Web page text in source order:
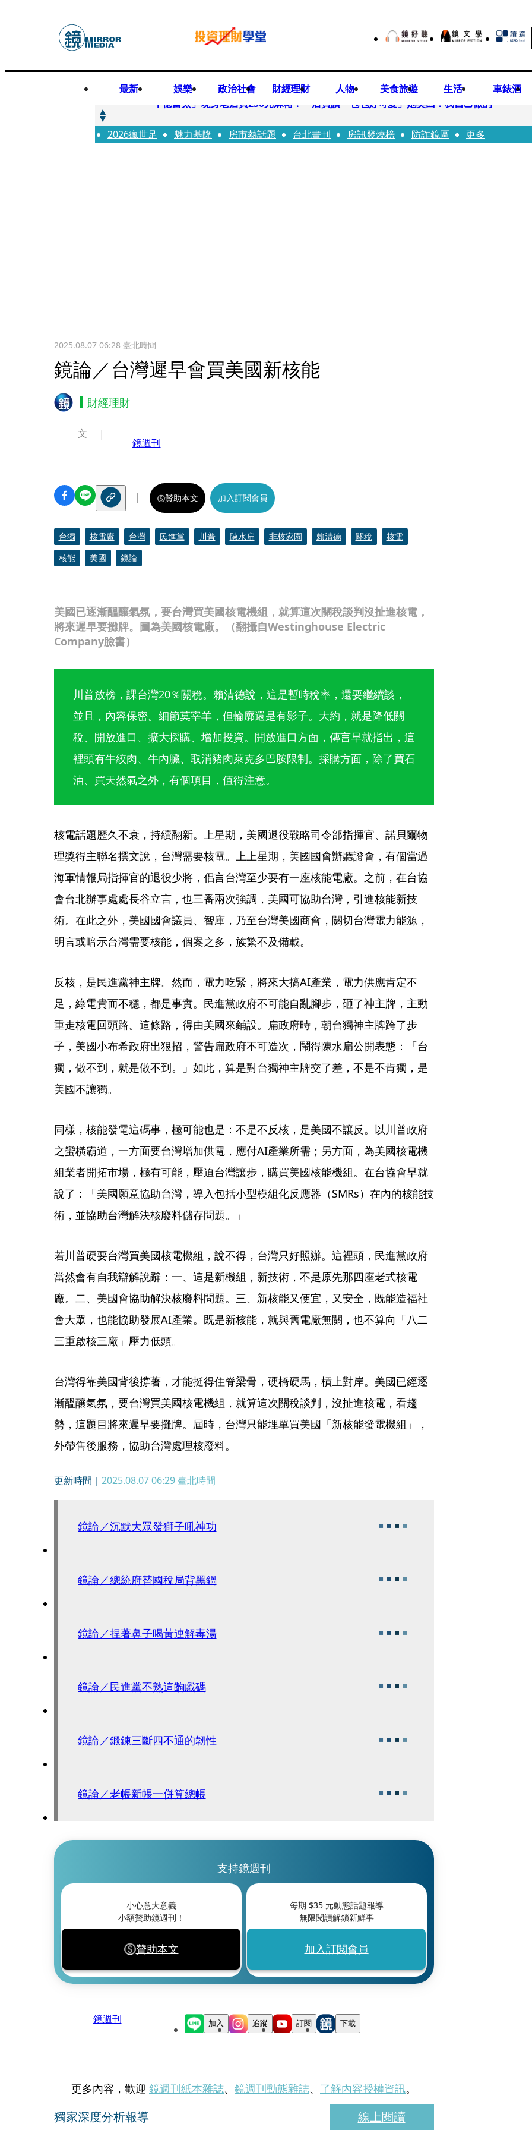
最新 娛樂 政治社會 財經理財 人物 美食旅遊 生活 車錶酒
快訊
「千億富太」現身老店買250元麻糬！ 店員讚「包包好可愛」她笑回：我自己做的
快訊
姜厚任小24歲女友爆當小三、假學歷！ 友「扯郭台銘」曝交往內幕：我們又不像他
2026瘋世足 魅力基隆 房市熱話題 台北畫刊 房訊發燒榜 防詐鏡區 更多
2025.08.07 06:28臺北時間
鏡論／台灣遲早會買美國新核能
財經理財
美國已逐漸醞釀氣氛，要台灣買美國核電機組，就算這次關稅談判沒扯進核電，
將來遲早要攤牌。圖為美國核電廠。（翻攝自Westinghouse Electric
Company臉書）
文
鏡週刊
贊助本文 加入訂閱會員
台獨 核電廠 台灣 民進黨 川普 陳水扁 非核家園 賴清德 關稅
核電
核能
美國 鏡論
川普放榜，課台灣20％關稅。賴清德說，這是暫時稅率，還要繼續談，
並且，內容保密。細節莫宰羊，但輪廓還是有影子。大約，就是降低關
稅、開放進口、擴大採購、增加投資。開放進口方面，傳言早就指出，這
裡頭有牛絞肉、牛內臟、取消豬肉萊克多巴胺限制。採購方面，除了買石
油、買天然氣之外，有個項目，值得注意。
核電話題歷久不衰，持續翻新。上星期，美國退役戰略司令部指揮官、諾貝爾物
理獎得主聯名撰文說，台灣需要核電。上上星期，美國國會辦聽證會，有個當過
海軍情報局指揮官的退役少將，倡言台灣至少要有一座核能電廠。之前，在台協
會台北辦事處處長谷立言，也三番兩次強調，美國可協助台灣，引進核能新技
術。在此之外，美國國會議員、智庫，乃至台灣美國商會，關切台灣電力能源，
明言或暗示台灣需要核能，個案之多，族繁不及備載。
反核，是民進黨神主牌。然而，電力吃緊，將來大搞AI產業，電力供應肯定不
足，綠電貴而不穩，都是事實。民進黨政府不可能自亂腳步，砸了神主牌，主動
重走核電回頭路。這條路，得由美國來鋪設。扁政府時，朝台獨神主牌跨了步
子，美國小布希政府出狠招，警告扁政府不可造次，鬧得陳水扁公開表態：「台
獨，做不到，就是做不到。」如此，算是對台獨神主牌交了差，不是不肯獨，是
美國不讓獨。
同樣，核能發電這碼事，極可能也是：不是不反核，是美國不讓反。以川普政府
之蠻橫霸道，一方面要台灣增加供電，應付AI產業所需；另方面，為美國核電機
組業者開拓市場，極有可能，壓迫台灣讓步，購買美國核能機組。在台協會早就
說了：「美國願意協助台灣，導入包括小型模組化反應器（SMRs）在內的核能技
術，並協助台灣解決核廢料儲存問題。」
若川普硬要台灣買美國核電機組，說不得，台灣只好照辦。這裡頭，民進黨政府
當然會有自我辯解說辭：一、這是新機組，新技術，不是原先那四座老式核電
廠。二、美國會協助解決核廢料問題。三、新核能又便宜，又安全，既能造福社
會大眾，也能協助發展AI產業。既是新核能，就與舊電廠無關，也不算向「八二
三重啟核三廠」壓力低頭。
台灣得靠美國背後撐著，才能挺得住脊梁骨，硬橋硬馬，槓上對岸。美國已經逐
漸醞釀氣氛，要台灣買美國核電機組，就算這次關稅談判，沒扯進核電，看趨
勢，這題目將來遲早要攤牌。屆時，台灣只能埋單買美國「新核能發電機組」，
外帶售後服務，協助台灣處理核廢料。
更新時間｜ 2025.08.07 06:29臺北時間
鏡論／沉默大眾發獅子吼神功
鏡論／總統府替國稅局背黑鍋
鏡論／捏著鼻子喝黃連解毒湯
鏡論／民進黨不熟這齣戲碼
鏡論／鍛鍊三斷四不通的韌性
鏡論／老帳新帳一併算總帳
支持鏡週刊
小心意大意義
小額贊助鏡週刊！
贊助本文
每期 $35元動態話題報導
無限閱讀解鎖新鮮事
加入訂閱會員
鏡週刊 加入 追蹤 訂閱 下載
更多內容，歡迎 鏡週刊紙本雜誌、 鏡週刊動態雜誌、 了解內容授權資訊。
獨家深度分析報導 線上閱讀